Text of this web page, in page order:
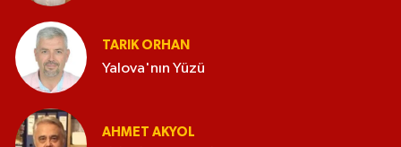
TARIK ORHAN
Yalova'nın Yüzü
AHMET AKYOL